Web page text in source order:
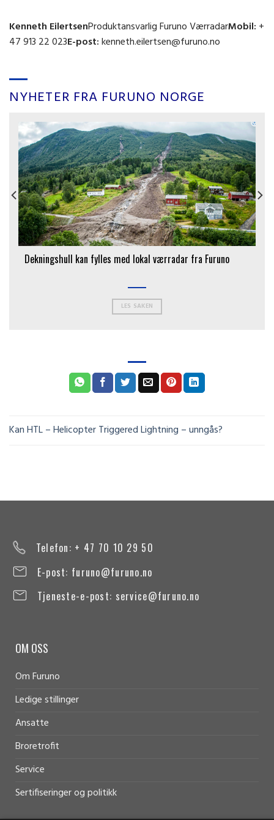
Kenneth EilertsenProduktansvarlig Furuno VærradarMobil: +
47 913 22 023E-post:kenneth.eilertsen@furuno.no
NYHETER FRA FURUNO NORGE
Dekningshull kan fylles med lokal værradar fra Furuno
LES SAKEN
Kan HTL – Helicopter Triggered Lightning – unngås?
Telefon: + 47 70 10 29 50
E-post: furuno@furuno.no
Tjeneste-e-post: service@furuno.no
OM OSS
Om Furuno
Ledige stillinger
Ansatte
Broretrofit
Service
Sertifiseringer og politikk